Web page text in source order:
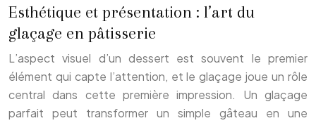
Esthétique et présentation : l’art du
glaçage en pâtisserie
L’aspect visuel d’un dessert est souvent le premier
élément qui capte l’attention, et le glaçage joue un rôle
central dans cette première impression. Un glaçage
parfait peut transformer un simple gâteau en une